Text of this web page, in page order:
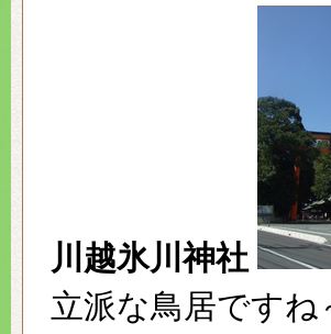
川越氷川神社
立派な鳥居ですね